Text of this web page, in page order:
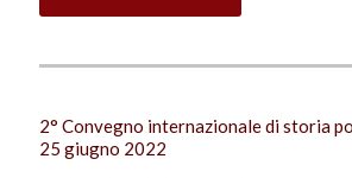
2° Convegno internazionale di storia
25 giugno 2022